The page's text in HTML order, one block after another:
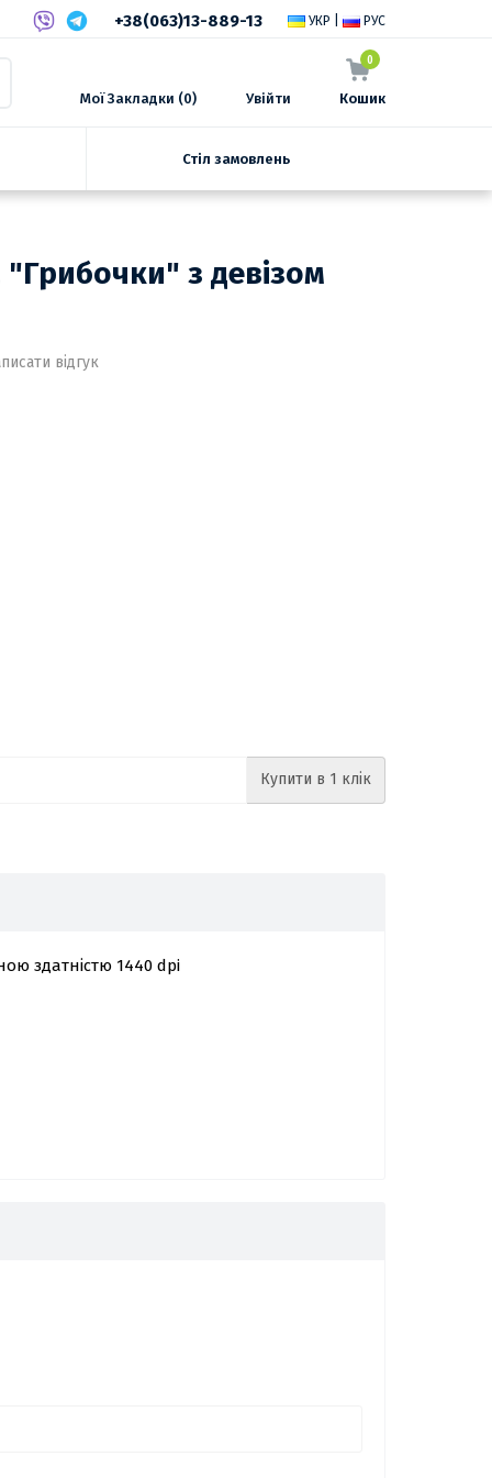
+38(063)13-889-13 УКР РУС
Мої Закладки (0) Увійти
0
Кошик
Стіл замовлень
з девізом
відгук
Купити в 1 клік
здатністю 1440 dpi